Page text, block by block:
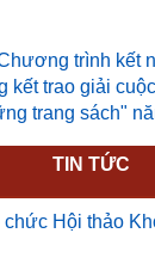
trình kết
kết trao giải
trang sách"
Thông báo về
dụng CSDL
TIN TỨC
Hội thảo